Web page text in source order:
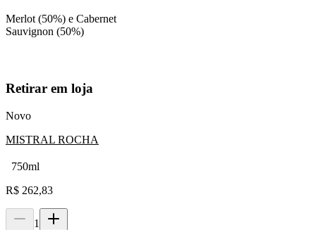
Merlot (50%) e Cabernet
Sauvignon (50%)
Retirar em loja
Novo
MISTRAL ROCHA
750ml
R$ 262,83
1